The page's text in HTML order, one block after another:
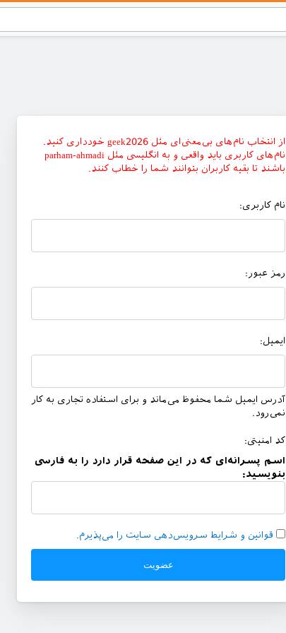
از انتخاب نام‌های بی‌معنی‌ای مثل geek2026 خودداری کنید.
نام‌های کاربری باید واقعی و به انگلیسی مثل parham-ahmadi
باشند تا بقیه کاربران بتوانند شما را خطاب کنند.
نام کاربری:
رمز عبور:
ایمیل:
آدرس ایمیل شما محفوظ می‌ماند و برای استفاده تجاری به کار
نمی‌رود.
کد امنیتی:
اسم پسرانه‌ای که در این صفحه قرار دارد را به فارسی
بنویسید:
قوانین و شرایط سرویس‌دهی سایت را می‌پذیرم.